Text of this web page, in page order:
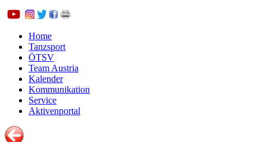
Home
Tanzsport
ÖTSV
Team Austria
Kalender
Kommunikation
Service
Aktivenportal